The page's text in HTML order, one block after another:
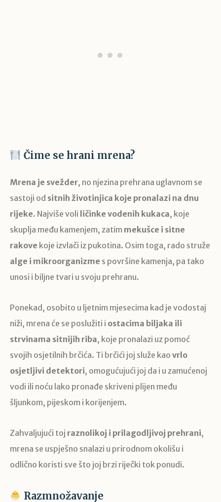
Čime se hrani mrena?
Mrena je svežder, no njezina prehrana uglavnom se
sastoji od sitnih životinjica koje pronalazi na dnu
rijeke. Najviše voli ličinke vodenih kukaca, koje
skuplja među kamenjem, zatim mekušce i sitne
rakove koje izvlači iz pukotina. Osim toga, rado struže
alge i mikroorganizme s površine kamenja, pa tako
unosi i biljne tvari u svoju prehranu.
Ponekad, osobito u ljetnim mjesecima kad je vodostaj
niži, mrena će se poslužiti i ostacima biljaka ili
strvinama sitnijih riba, koje pronalazi uz pomoć
svojih osjetilnih brčića. Ti brčići joj služe kao vrlo
osjetljivi detektori, omogućujući joj da i u zamućenoj
vodi ili noću lako pronađe skriveni plijen među
šljunkom, pijeskom i korijenjem.
Zahvaljujući toj raznolikoj i prilagodljivoj prehrani,
mrena se uspješno snalazi u prirodnom okolišu i
odlično koristi sve što joj brzi riječki tok ponudi.
Razmnožavanje